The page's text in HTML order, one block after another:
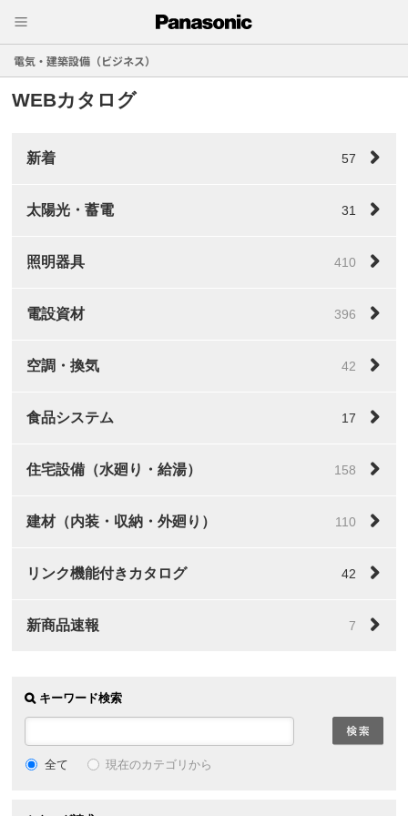
電気・建築設備（ビジネス）
WEBカタログ
新着 57
太陽光・蓄電 31
照明器具 410
電設資材 396
空調・換気 42
食品システム 17
住宅設備（水廻り・給湯） 158
建材（内装・収納・外廻り） 110
リンク機能付きカタログ 42
新商品速報 7
キーワード検索
全て 現在のカテゴリから